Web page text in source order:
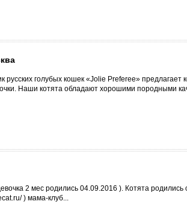
голубых кошек «Jolie Preferee» предлагает
Наши котята обладают хорошими породными
2 мес родились 04.09.2016 ). Котята
) мама-клуб...